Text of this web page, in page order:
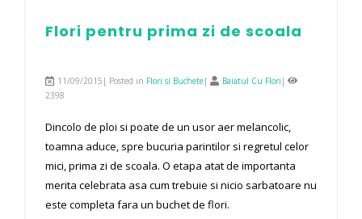
Flori pentru prima zi de scoala
11/09/2015| Posted in Flori si Buchete| Baiatul Cu Flori |
2398
Dincolo de ploi si poate de un usor aer melancolic,
toamna aduce, spre bucuria parintilor si regretul celor
mici, prima zi de scoala. O etapa atat de importanta
merita celebrata asa cum trebuie si nicio sarbatoare nu
este completa fara un buchet de flori.